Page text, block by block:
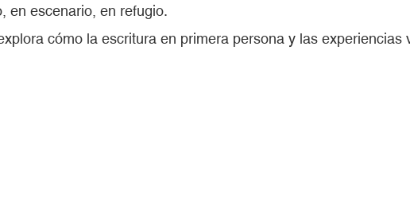
en escenario, en refugio.
cómo la escritura en primera persona y las experiencias